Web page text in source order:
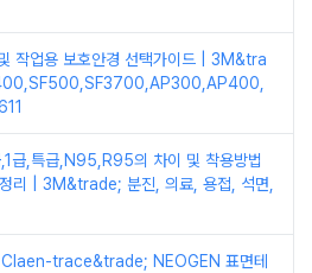
작업용 보호안경 선택가이드 | 3M&tra
급,특급,N95,R95의 차이 및 착용방법
리 | 3M&trade; 분진, 의료, 용접, 석면,
Claen-trace&trade; NEOGEN 표면테